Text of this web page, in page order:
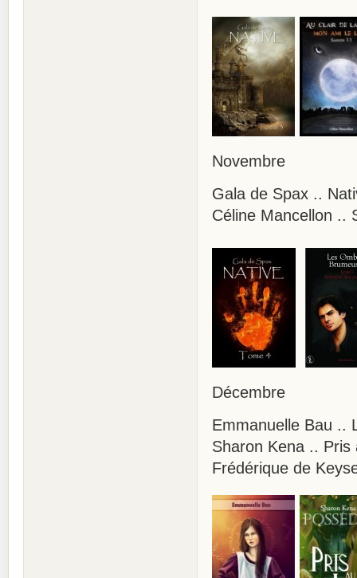
Novembre
Gala de Spax ..
Céline Mancellon ..
Décembre
Emmanuelle Bau
Sharon Kena ..
Frédérique de